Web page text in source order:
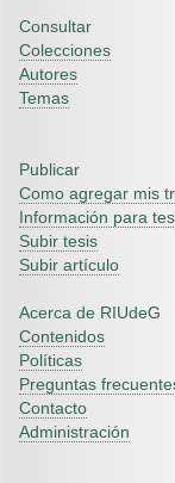
Consultar
Colecciones
Autores
Temas
Publicar
Como agregar mis
Información para
Subir tesis
Subir artículo
Acerca de RIUdeG
Contenidos
Políticas
Preguntas
Contacto
Administración